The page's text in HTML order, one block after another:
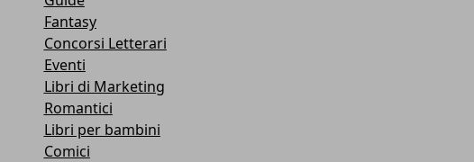
Fantasy
Concorsi Letterari
Eventi
Libri di Marketing
Romantici
Libri per bambini
Comici